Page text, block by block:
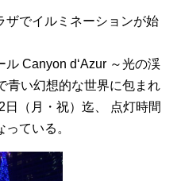
ザでイルミネーションが始
Canyon d‘Azur ～光の渓
青い幻想的な世界に包まれ
（月・祝）迄、 点灯時間
ている。